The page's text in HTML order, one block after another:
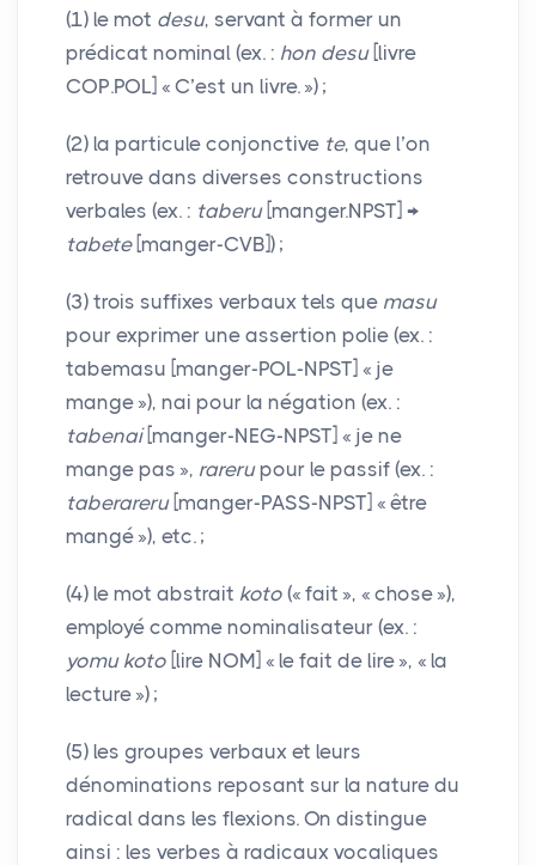
(1) le mot desu, servant à former un
prédicat nominal (ex. : hon desu[livre
COP.POL] « C’est un livre. ») ;
(2) la particule conjonctive te, que l’on
retrouve dans diverses constructions
verbales (ex. : taberu[manger.NPST] →
tabete[manger-CVB]) ;
(3) trois suffixes verbaux tels que masu
pour exprimer une assertion polie (ex. :
tabemasu [manger-POL-NPST] « je
mange »), nai pour la négation (ex. :
tabenai[manger-NEG-NPST] « je ne
mange pas », rarerupour le passif (ex. :
taberareru[manger-PASS-NPST] « être
mangé »), etc. ;
(4) le mot abstrait koto (« fait », « chose »),
employé comme nominalisateur (ex. :
yomu koto [lire NOM] « le fait de lire », « la
lecture ») ;
(5) les groupes verbaux et leurs
dénominations reposant sur la nature du
radical dans les flexions. On distingue
ainsi : les verbes à radicaux vocaliques